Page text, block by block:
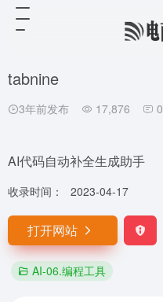
tabnine
3年前发布 17,876 0
AI代码自动补全生成助手
收录时间： 2023-04-17
打开网站
AI-06.编程工具